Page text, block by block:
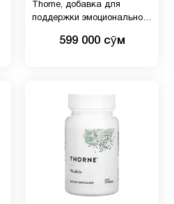
Thorne, добавка для
поддержки эмоционального
599 000 сӯм